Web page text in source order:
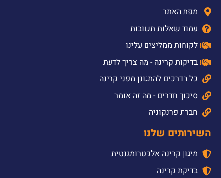
מפת האתר
עמוד שאלות תשובות
לקוחות ממליצים עלינו
בדיקות קרינה - מה צריך לדעת
כל הדרכים להתגונן מפני קרינה
סיכוך חדרים - מה זה אומר
חברת פרנקוניה
השירותים שלנו
מיגון קרינה אלקטרומגנטית
בדיקת קרינה